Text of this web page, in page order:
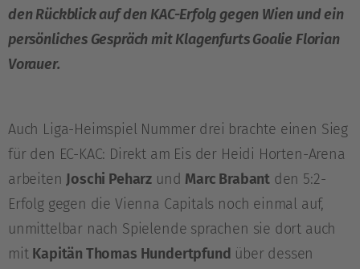
den Rückblick auf den KAC-Erfolg gegen Wien und ein
persönliches Gespräch mit Klagenfurts Goalie Florian
Vorauer.
Auch Liga-Heimspiel Nummer drei brachte einen Sieg
für den EC-KAC: Direkt am Eis der Heidi Horten-Arena
arbeitenJoschi Peharz und Marc Brabant den 5:2-
Erfolg gegen die Vienna Capitals noch einmal auf,
unmittelbar nach Spielende sprachen sie dort auch
mit Kapitän Thomas Hundertpfund über dessen